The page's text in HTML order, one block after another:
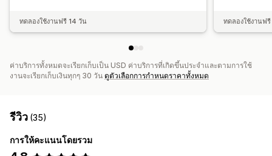
ทดลองใช้งานฟรี 14 วัน ทดลองใช้งานฟ
ค่าบริการทั้งหมดจะเรียกเก็บเป็น USD ค่าบริการที่เกิดขึ้นประจำและตามการใช้
งานจะเรียกเก็บเงินทุกๆ 30 วัน ดูตัวเลือกการกำหนดราคาทั้งหมด
รีวิว (35)
การให้คะแนนโดยรวม